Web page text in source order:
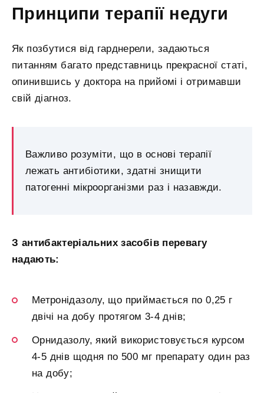
Принципи терапії недуги
Як позбутися від гарднерели, задаються
питанням багато представниць прекрасної статі,
опинившись у доктора на прийомі і отримавши
свій діагноз.
Важливо розуміти, що в основі терапії
лежать антибіотики, здатні знищити
патогенні мікроорганізми раз і назавжди.
З антибактеріальних засобів перевагу
надають:
Метронідазолу, що приймається по 0,25 г
двічі на добу протягом 3-4 днів;
Орнидазолу, який використовується курсом
4-5 днів щодня по 500 мг препарату один раз
на добу;